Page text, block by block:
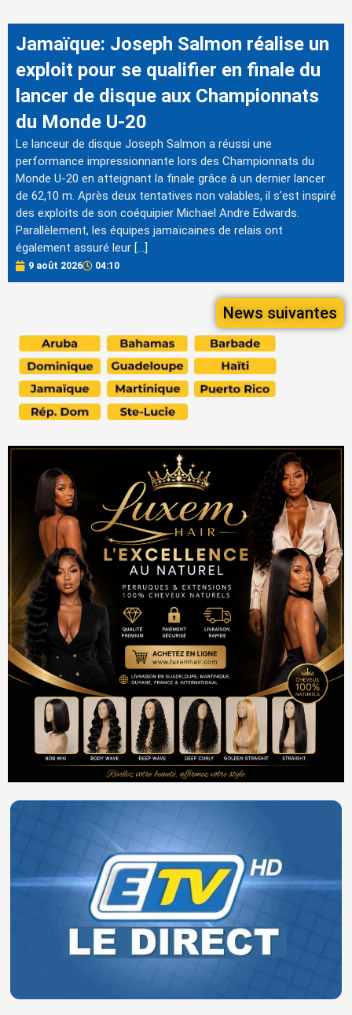
Jamaïque: Joseph Salmon réalise un
exploit pour se qualifier en finale du
lancer de disque aux Championnats
du Monde U-20
Le lanceur de disque Joseph Salmon a réussi une
performance impressionnante lors des Championnats du
Monde U-20 en atteignant la finale grâce à un dernier lancer
de 62,10 m. Après deux tentatives non valables, il s'est inspiré
des exploits de son coéquipier Michael Andre Edwards.
Parallèlement, les équipes jamaïcaines de relais ont
également assuré leur […]
9 août 2026 04:10
News suivantes